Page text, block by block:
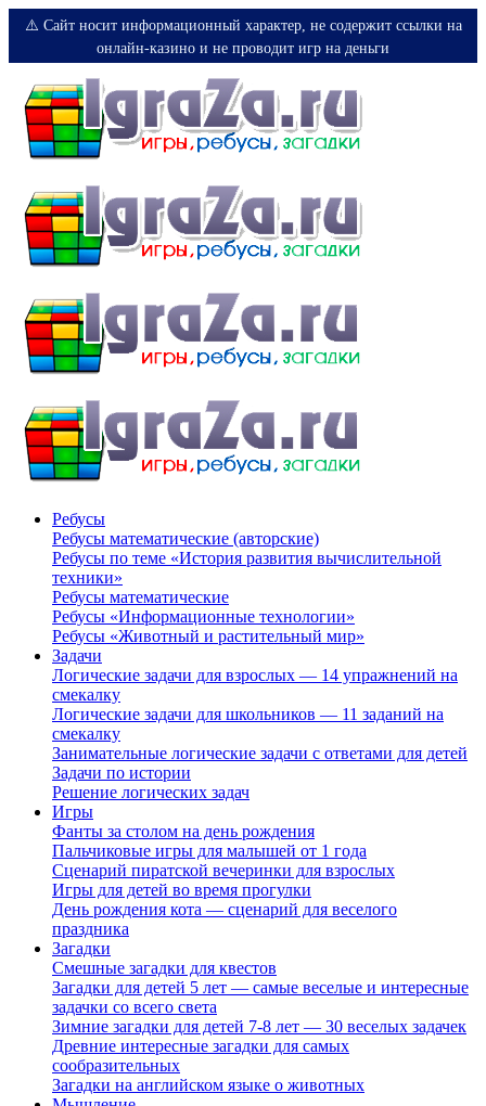
⚠️ Сайт носит информационный характер, не содержит ссылки на
онлайн-казино и не проводит игр на деньги
Ребусы
Ребусы математические (авторские)
Ребусы по теме «История развития вычислительной
техники»
Ребусы математические
Ребусы «Информационные технологии»
Ребусы «Животный и растительный мир»
Задачи
Логические задачи для взрослых — 14 упражнений на
смекалку
Логические задачи для школьников — 11 заданий на
смекалку
Занимательные логические задачи с ответами для детей
Задачи по истории
Решение логических задач
Игры
Фанты за столом на день рождения
Пальчиковые игры для малышей от 1 года
Сценарий пиратской вечеринки для взрослых
Игры для детей во время прогулки
День рождения кота — сценарий для веселого
праздника
Загадки
Смешные загадки для квестов
Загадки для детей 5 лет — самые веселые и интересные
задачки со всего света
Зимние загадки для детей 7-8 лет — 30 веселых задачек
Древние интересные загадки для самых
сообразительных
Загадки на английском языке о животных